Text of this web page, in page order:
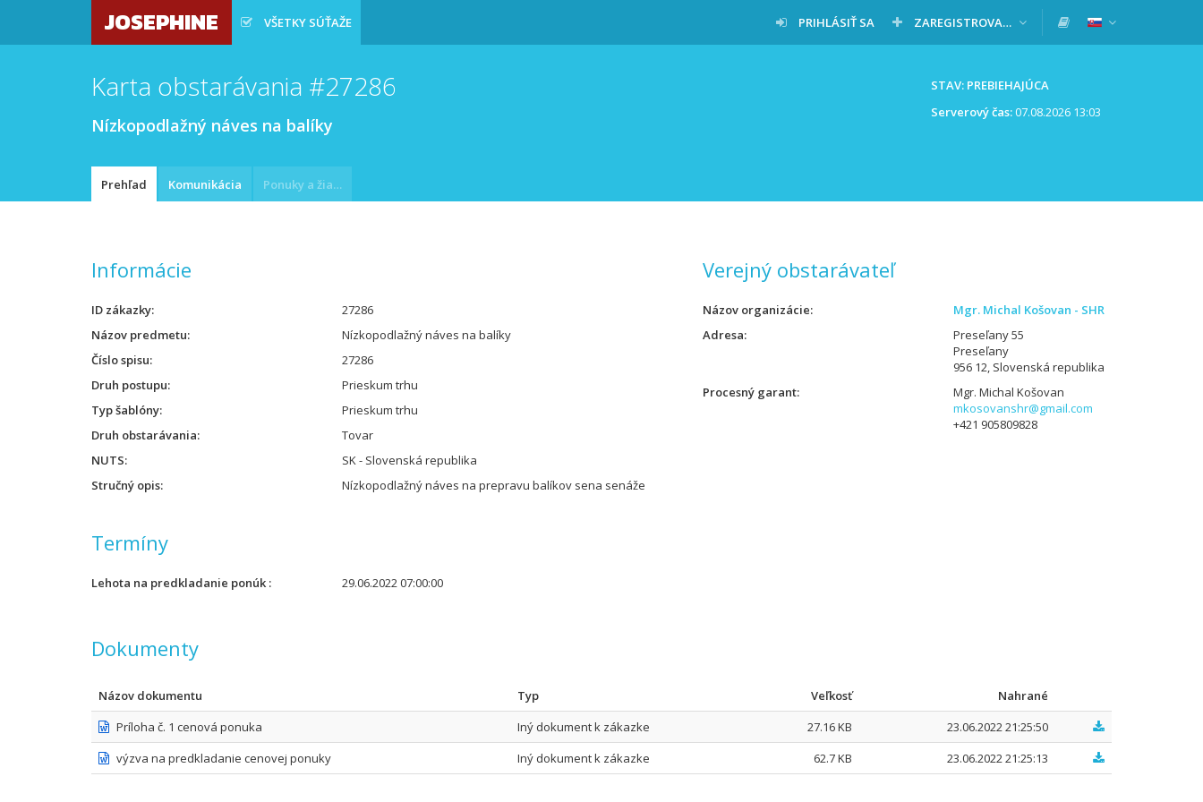
JOSEPHINE VŠETKY SÚŤAŽE PRIHLÁSIŤ SA ZAREGISTROVAŤ SA
STAV: PREBIEHAJÚCA
Serverový čas:07.08.2026 13:03
Karta obstarávania #27286
Nízkopodlažný náves na balíky
Prehľad Komunikácia Ponuky a žiadosti
Informácie
ID zákazky
27286
Názov predmetu
Nízkopodlažný náves na balíky
Číslo spisu
27286
Druh postupu
Prieskum trhu
Typ šablóny
Prieskum trhu
Druh obstarávania
Tovar
NUTS
SK - Slovenská republika
Stručný opis
Nízkopodlažný náves na prepravu balíkov sena senáže
Termíny
Lehota na predkladanie ponúk 29.06.2022 07:00:00
Verejný obstarávateľ
Názov organizácie
Mgr. Michal Košovan - SHR
Adresa
Preseľany 55
Preseľany
956 12, Slovenská republika
Procesný garant
Mgr. Michal Košovan
mkosovanshr@gmail.com
+421 905809828
Dokumenty
Názov dokumentu Typ Veľkosť
Nahrané
Príloha č. 1 cenová ponuka
Iný dokument k zákazke 27.16 KB
23.06.2022 21:25:50
výzva na predkladanie cenovej ponuky
Iný dokument k zákazke 62.7 KB 23.06.2022 21:25:13